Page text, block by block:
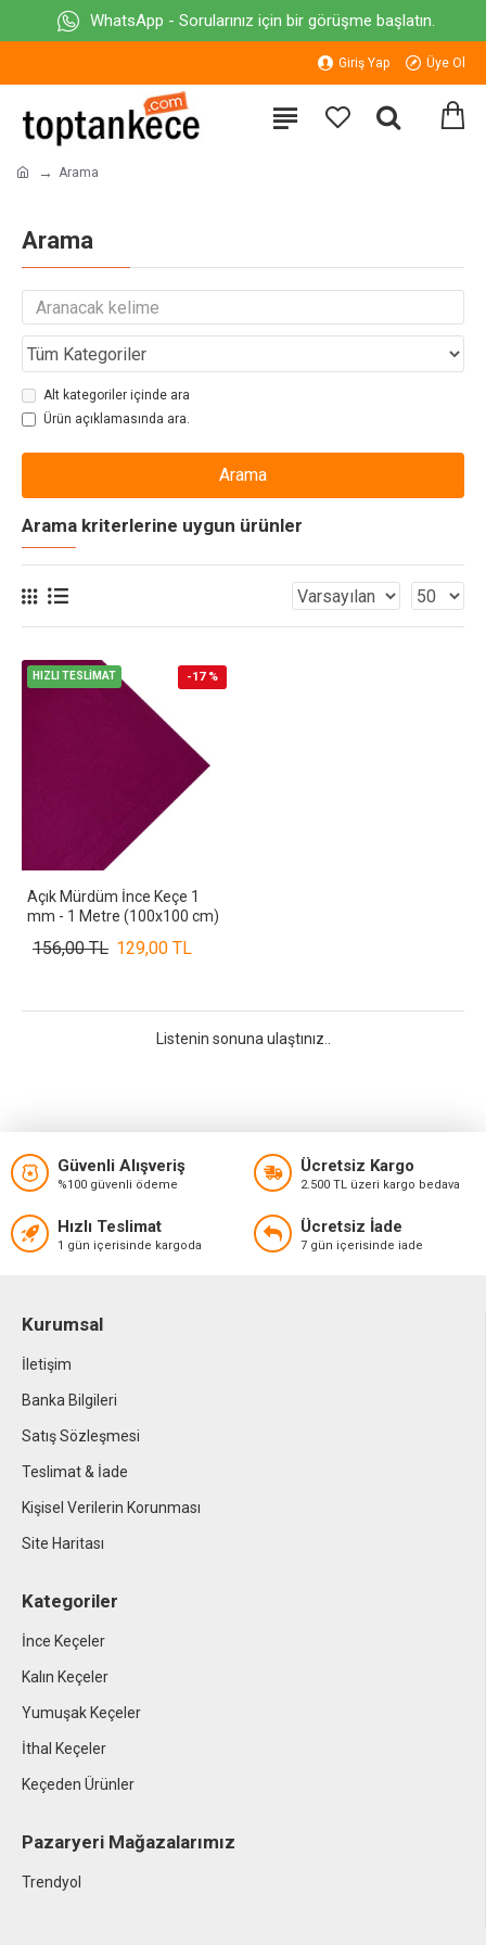
WhatsApp - Sorularınız için bir görüşme başlatın.
Giriş Yap Üye Ol
Arama
Arama
Alt kategoriler içinde ara
Ürün açıklamasında ara.
Arama
Arama kriterlerine uygun ürünler
HIZLI TESLİMAT -17 %
Açık Mürdüm İnce Keçe 1
mm - 1 Metre (100x100 cm)
129,00 TL
156,00 TL
Listenin sonuna ulaştınız..
Güvenli Alışveriş
%100 güvenli ödeme
Ücretsiz Kargo
2.500 TL üzeri kargo bedava
Hızlı Teslimat
1 gün içerisinde kargoda
Ücretsiz İade
7 gün içerisinde iade
Kurumsal
İletişim
Banka Bilgileri
Satış Sözleşmesi
Teslimat & İade
Kişisel Verilerin Korunması
Site Haritası
Kategoriler
İnce Keçeler
Kalın Keçeler
Yumuşak Keçeler
İthal Keçeler
Keçeden Ürünler
Pazaryeri Mağazalarımız
Trendyol